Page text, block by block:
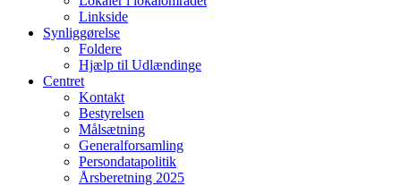
Linkside
Synliggørelse
Foldere
Hjælp til Udlændinge
Centret
Kontakt
Bestyrelsen
Målsætning
Generalforsamling
Persondatapolitik
Årsberetning 2025